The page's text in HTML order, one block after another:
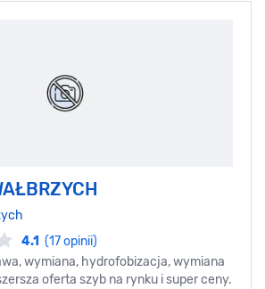
4.1 (17 opinii)
wymiana, hydrofobizacja, wymiana
oferta szyb na rynku i super ceny.